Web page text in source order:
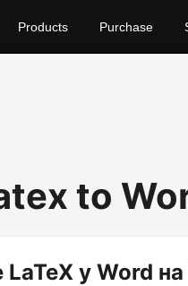
Products Purchase
to
у Word